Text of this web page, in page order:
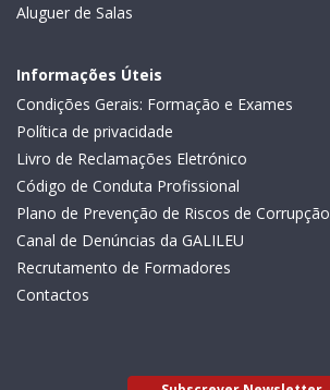
Aluguer de Salas
Informações Úteis
Condições Gerais: Formação e Exames
Política de privacidade
Livro de Reclamações Eletrónico
Código de Conduta Profissional
Plano de Prevenção de Riscos de Corrupção
Canal de Denúncias da GALILEU
Recrutamento de Formadores
Contactos